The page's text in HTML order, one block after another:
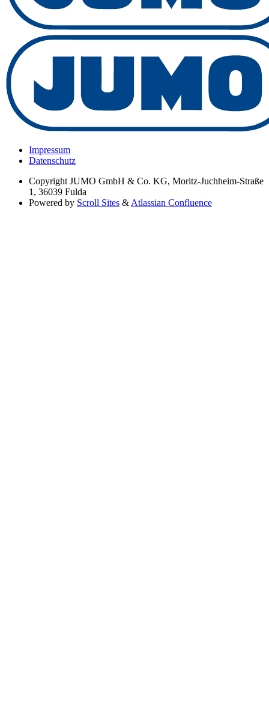
Impressum
Datenschutz
Copyright JUMO GmbH & Co. KG, Moritz-Juchheim-Straße
1, 36039 Fulda
Powered by Scroll Sites & Atlassian Confluence